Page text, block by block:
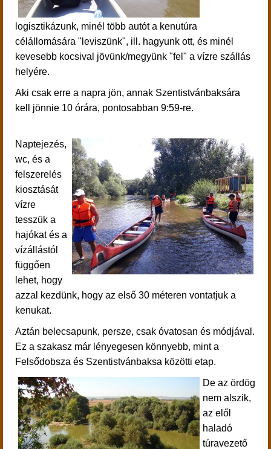
logisztikázunk, minél több autót a kenutúra
célállomására "leviszünk", ill. hagyunk ott, és minél
kevesebb kocsival jövünk/megyünk "fel" a vízre szállás
helyére.
Aki csak erre a napra jön, annak Szentistvánbaksára
kell jönnie 10 órára, pontosabban 9:59-re.
Naptejezés,
wc, és a
felszerelés
kiosztását
vízre
tesszük a
hajókat és a
vízállástól
függően
lehet, hogy
azzal kezdünk, hogy az első 30 méteren vontatjuk a
kenukat.
Aztán belecsapunk, persze, csak óvatosan és módjával.
Ez a szakasz már lényegesen könnyebb, mint a
Felsődobsza és Szentistvánbaksa közötti etap.
De az ördög
nem alszik,
az elől
haladó
túravezető